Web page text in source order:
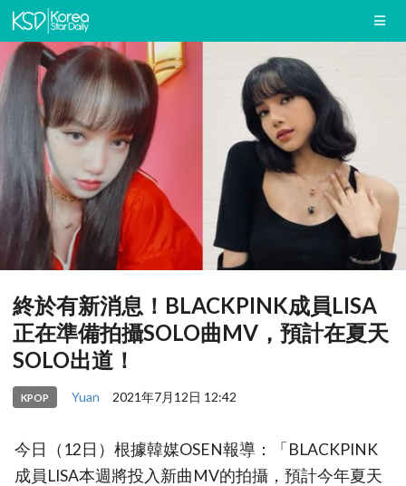
終於有新消息！BLACKPINK成員LISA
正在準備拍攝SOLO曲MV，預計在夏天
SOLO出道！
KPOP Yuan 2021年7月12日 12:42
今日（12日）根據韓媒OSEN報導：「BLACKPINK
成員LISA本週將投入新曲MV的拍攝，預計今年夏天